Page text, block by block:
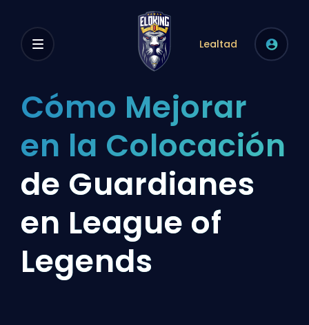
Lealtad
Cómo Mejorar
en la Colocación
de Guardianes
en League of
Legends